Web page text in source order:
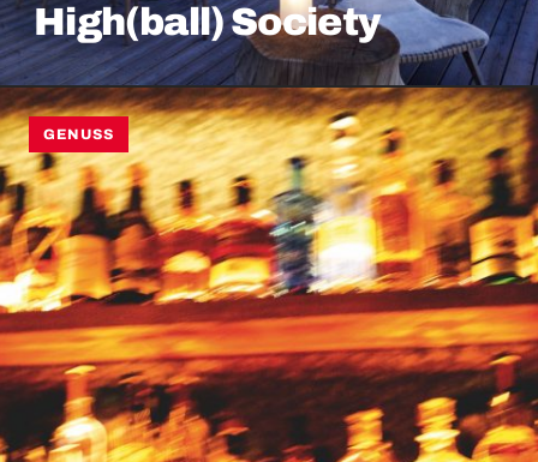
High(ball) Society
GENUSS